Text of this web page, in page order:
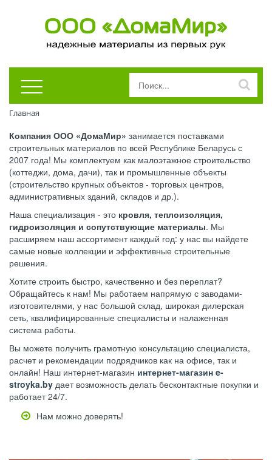
Главная
Компания ООО «ДомаМир» занимается поставками
строительных материалов по всей Республике Беларусь с
2007 года! Мы комплектуем как малоэтажное строительство
(коттеджи, дома, дачи), так и промышленные объекты
(строительство крупных объектов - торговых центров,
административных зданий, складов и др.).
Наша специализация - это кровля, теплоизоляция,
гидроизоляция и сопутствующие материалы. Мы
расширяем наш ассортимент каждый год: у нас вы найдете
самые новые коллекции и эффективные строительные
решения.
Хотите строить быстро, качественно и без переплат?
Обращайтесь к нам! Мы работаем напрямую с заводами-
изготовителями, у нас большой склад, широкая дилерская
сеть, квалифицированные специалисты и налаженная
система работы.
Вы можете получить грамотную консультацию специалиста,
расчет и рекомендации подрядчиков как на офисе, так и
онлайн! Наш интернет-магазин интернет-магазин e-
stroyka.by дает возможность делать бесконтактные покупки и
работает 24/7.
Нам можно доверять!